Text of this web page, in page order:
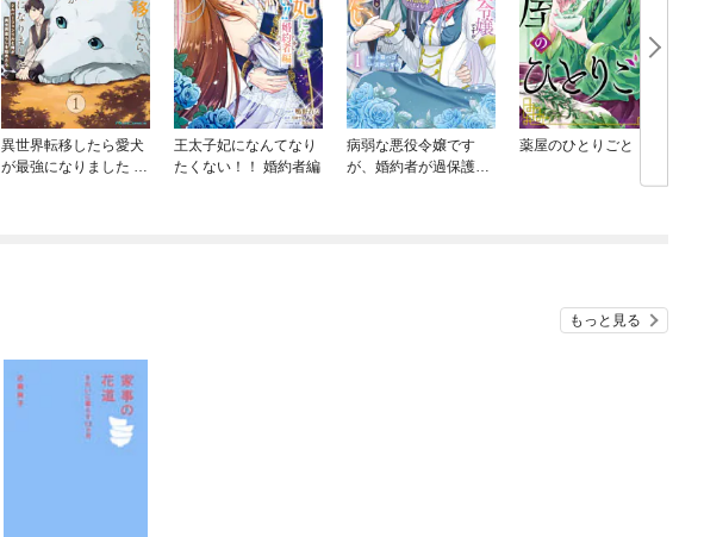
異世界転移したら愛犬
が最強になりました ～
王太子妃になんてなり
たくない！！ 婚約者編
病弱な悪役令嬢です
が、婚約者が過保護す
薬屋のひとりごと
もっと見る